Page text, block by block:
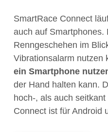
SmartRace Connect
auch auf Smartphones.
Renngeschehen im
Vibrationsalarm nutzen
ein Smartphone
der Hand halten kann.
hoch-, als auch
Connect ist für Android